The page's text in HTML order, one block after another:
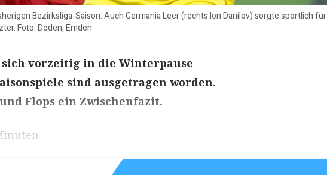
Bezirksliga-Saison. Auch Germania Leer (rechts Ion Danilov) sorgte sportlich für
Foto: Doden, Emden
vorzeitig in die Winterpause
sind ausgetragen worden.
Flops ein Zwischenfazit.